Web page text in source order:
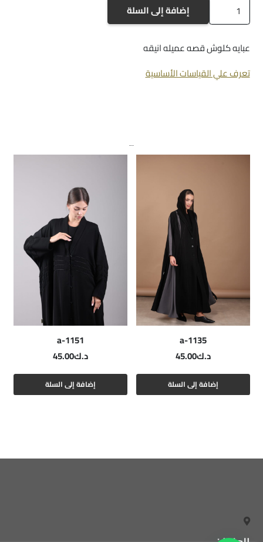
كمية
A350
إضافة إلى السلة
عبايه كلوش قصه عميله انيقه
تعرف علي القياسات الأساسية
منتجات ذات صلة
a-1135
د.ك45.00
إضافة إلى السلة
a-1151
د.ك45.00
إضافة إلى السلة